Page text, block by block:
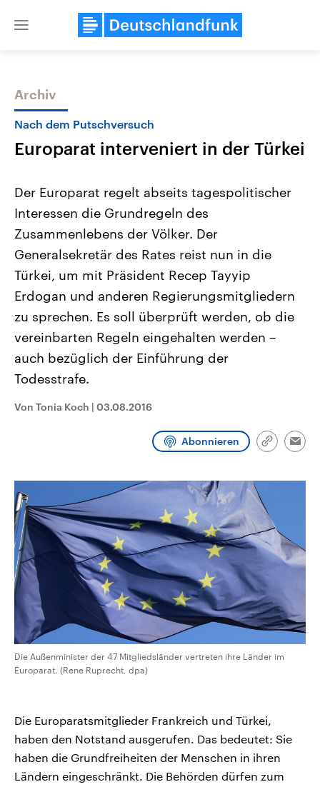
Close
Themen
Landtagswahl Sachsen-Anhalt
2026
Alle Informationen
Sachsen-Anhalt wählt am 6.
September 2026 einen neuen
Landtag. Seit 2021 wird das
Bundesland von einer Koalition aus
Umfragen, Prognosen,
Wahlprogramme, aktuelle Berichte
und Hintergründe zu den Parteien
und Kandidaten der anstehenden
Wahl.
USA
Aktuelle Beiträge,
Hintergründe
Wirtschaftlich und
gehören die Vereinigten
den mächtigsten Ländern
mit großem Einfluss auf
Sendungen Programm Podcasts
Archiv
Nach dem Putschversuch
Europarat interveniert in der Türkei
Der Europarat regelt abseits tagespolitischer
Interessen die Grundregeln des
Zusammenlebens der Völker. Der
Generalsekretär des Rates reist nun in die
Türkei, um mit Präsident Recep Tayyip
Erdogan und anderen Regierungsmitgliedern
zu sprechen. Es soll überprüft werden, ob die
vereinbarten Regeln eingehalten werden –
auch bezüglich der Einführung der
Todesstrafe.
Von Tonia Koch | 03.08.2016
Abonnieren
Link
Die Außenminister der 47 Mitgliedsländer vertreten ihre Länder im
Europarat. (Rene Ruprecht, dpa)
Die Europaratsmitglieder Frankreich und Türkei,
haben den Notstand ausgerufen. Das bedeutet: Sie
haben die Grundfreiheiten der Menschen in ihren
Ländern eingeschränkt. Die Behörden dürfen zum